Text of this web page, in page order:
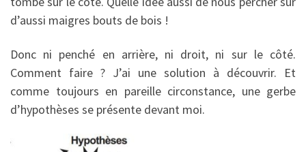
d’aussi maigres bouts de bois !
Donc ni penché en arrière, ni droit, ni sur le côté.
Comment faire ? J’ai une solution à découvrir. Et
comme toujours en pareille circonstance, une gerbe
d’hypothèses se présente devant moi.